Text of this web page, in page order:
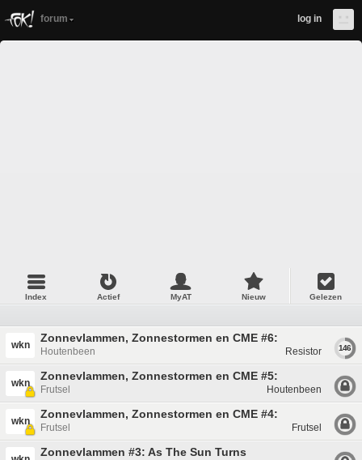
forum log in
Index Actief MyAT Nieuw Gelezen
wkn
Zonnevlammen, Zonnestormen en CME #6:
Houtenbeen Resistor 146
wkn
Zonnevlammen, Zonnestormen en CME #5:
Frutsel Houtenbeen
wkn
Zonnevlammen, Zonnestormen en CME #4:
Frutsel Frutsel
Zonnevlammen #3: As The Sun Turns